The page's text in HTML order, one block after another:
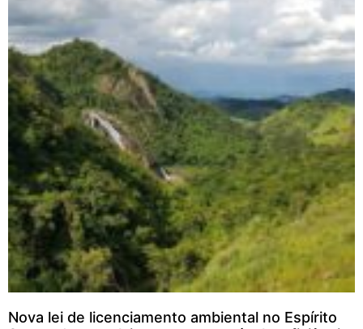
Nova lei de licenciamento ambiental no Espírito